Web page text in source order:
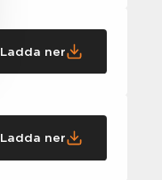
Ladda ner
Ladda ner